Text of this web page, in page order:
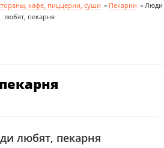
кафе, пиццерии, суши » Пекарни » Люди
любят, пекарня
любят, пекарня